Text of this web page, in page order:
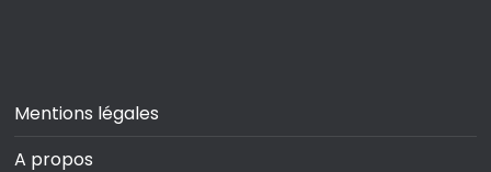
Mentions légales
A propos